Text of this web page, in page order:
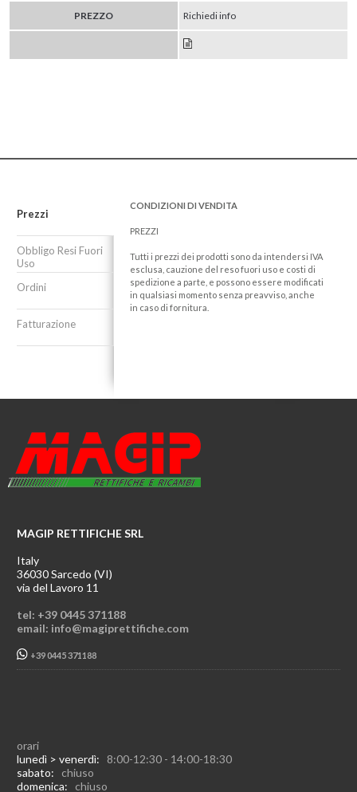
PREZZO Richiedi info
Prezzi
Obbligo Resi Fuori
Uso
Ordini
Fatturazione
CONDIZIONI DI VENDITA
PREZZI
Tutti i prezzi dei prodotti sono da intendersi IVA
esclusa, cauzione del reso fuori uso e costi di
spedizione a parte, e possono essere modificati
in qualsiasi momento senza preavviso, anche
in caso di fornitura.
MAGIP RETTIFICHE SRL
Italy
36030 Sarcedo (VI)
via del Lavoro 11
tel: +39 0445 371188
email: info@magiprettifiche.com
+39 0445 371188
orari
lunedì > venerdì: 8:00-12:30 - 14:00-18:30
sabato: chiuso
domenica: chiuso